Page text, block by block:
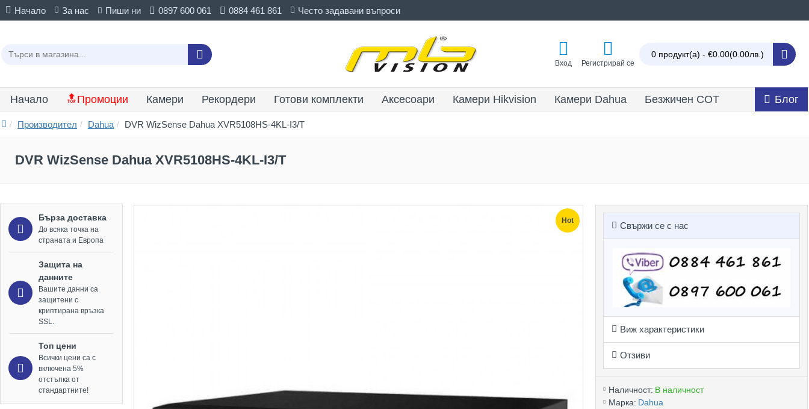
Начало За нас Пиши ни 0897 600 061 0884 461 861 Често задавани въпроси
Вход Регистрирай се
0 продукт(а) - €0.00(0.00лв.)
Начало 🔝Промоции Камери Рекордери Готови комплекти Аксесоари Камери Hikvision Камери Dahua Безжичен СОТ Блог
Производител Dahua DVR WizSense Dahua XVR5108HS-4KL-I3/T
DVR WizSense Dahua XVR5108HS-4KL-I3/T
Бърза доставка
До всяка точка на
страната и Европа
Защита на
данните
Вашите данни са
защитени с
криптирана връзка
SSL.
Топ цени
Всички цени са с
включена 5%
отстъпка от
стандартните!
Hot Свържи се с нас
Виж характеристики
Отзиви
Наличност: В наличност
Марка: Dahua